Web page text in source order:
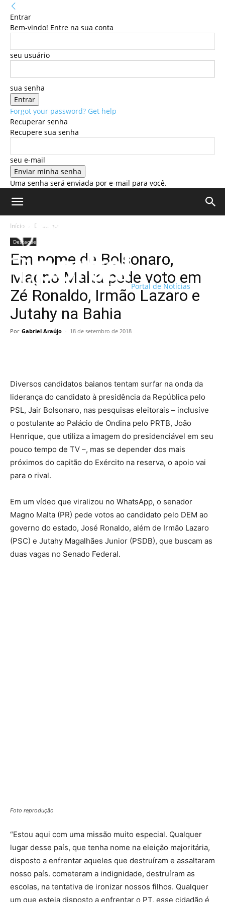
Entrar
Bem-vindo! Entre na sua conta
seu usuário
sua senha
Forgot your password? Get help
Recuperar senha
Recupere sua senha
seu e-mail
Uma senha será enviada por e-mail para você.
Portal de Notícias
Início Destaque
Destaque
Em nome de Bolsonaro,
Magno Malta pede voto em
Zé Ronaldo, Irmão Lazaro e
Jutahy na Bahia
Por Gabriel Araújo - 18 de setembro de 2018
Diversos candidatos baianos tentam surfar na onda da
liderança do candidato à presidência da República pelo
PSL, Jair Bolsonaro, nas pesquisas eleitorais – inclusive
o postulante ao Palácio de Ondina pelo PRTB, João
Henrique, que utiliza a imagem do presidenciável em seu
pouco tempo de TV –, mas se depender dos mais
próximos do capitão do Exército na reserva, o apoio vai
para o rival.
Em um vídeo que viralizou no WhatsApp, o senador
Magno Malta (PR) pede votos ao candidato pelo DEM ao
governo do estado, José Ronaldo, além de Irmão Lazaro
(PSC) e Jutahy Magalhães Junior (PSDB), que buscam as
duas vagas no Senado Federal.
Foto reprodução
“Estou aqui com uma missão muito especial. Qualquer
lugar desse país, que tenha nome na eleição majoritária,
disposto a enfrentar aqueles que destruíram e assaltaram
nosso país. cometeram a indignidade, destruíram as
escolas, na tentativa de ironizar nossos filhos. Qualquer
um que esteja disposto a enfrentar o PT, esse cidadão é